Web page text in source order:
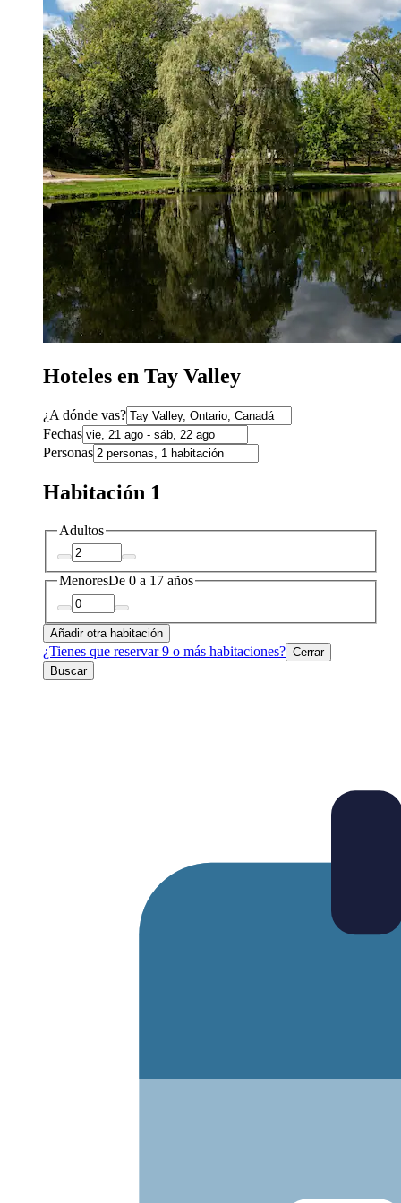
Hoteles en Tay Valley
¿A dónde vas?
Fechas
Personas
Habitación 1
Adultos
MenoresDe 0 a 17 años
Añadir otra habitación
¿Tienes que reservar 9 o más habitaciones? Cerrar
Buscar